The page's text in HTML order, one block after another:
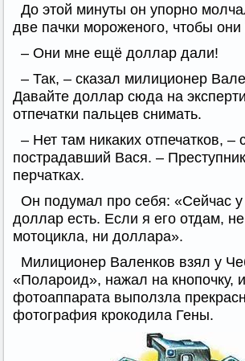
До этой минуты он упорно
две пачки мороженого, чтобы
– Они мне ещё доллар дали!
– Так, – сказал милиционер
Давайте доллар сюда на
отпечатки пальцев снимать.
– Нет там никаких отпечатков, –
пострадавший Вася. –
перчатках.
Он подумал про себя: «Сейчас у
доллар есть. Если я его отдам,
мотоцикла, ни доллара».
Милиционер Валенков взял у
«Полароид», нажал на кнопочку,
фотоаппарата выползла
фотография крокодила Гены.